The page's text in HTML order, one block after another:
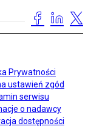
Prywatności
ustawień zgód
serwisu
o nadawcy
dostępności